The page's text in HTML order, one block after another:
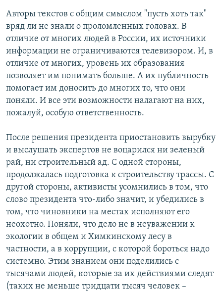
Авторы текстов с общим смыслом "пусть хоть так"
вряд ли не знали о проломленных головах. В
отличие от многих людей в России, их источники
информации не ограничиваются телевизором. И, в
отличие от многих, уровень их образования
позволяет им понимать больше. А их публичность
помогает им доносить до многих то, что они
поняли. И все эти возможности налагают на них,
пожалуй, особую ответственность.
После решения президента приостановить вырубку
и выслушать экспертов не воцарился ни зеленый
рай, ни строительный ад. С одной стороны,
продолжалась подготовка к строительству трассы. С
другой стороны, активисты усомнились в том, что
слово президента что-либо значит, и убедились в
том, что чиновники на местах исполняют его
неохотно. Поняли, что дело не в неуважении к
экологии в общем и Химкинскому лесу в
частности, а в коррупции, с которой бороться надо
системно. Этим знанием они поделились с
тысячами людей, которые за их действиями следят
(таких не меньше тридцати тысяч человек –